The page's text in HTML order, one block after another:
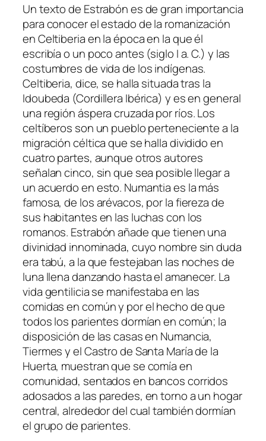
Un texto de Estrabón es de gran importancia
para conocer el estado de la romanización
en Celtiberia en la época en la que él
escribía o un poco antes (siglo I a. C.) y las
costumbres de vida de los indígenas.
Celtiberia, dice, se halla situada tras la
Idoubeda (Cordillera Ibérica) y es en general
una región áspera cruzada por ríos. Los
celtíberos son un pueblo perteneciente a la
migración céltica que se halla dividido en
cuatro partes, aunque otros autores
señalan cinco, sin que sea posible llegar a
un acuerdo en esto. Numantia es la más
famosa, de los arévacos, por la fiereza de
sus habitantes en las luchas con los
romanos. Estrabón añade que tienen una
divinidad innominada, cuyo nombre sin duda
era tabú, a la que festejaban las noches de
luna llena danzando hasta el amanecer. La
vida gentilicia se manifestaba en las
comidas en común y por el hecho de que
todos los parientes dormían en común; la
disposición de las casas en Numancia,
Tiermes y el Castro de Santa María de la
Huerta, muestran que se comía en
comunidad, sentados en bancos corridos
adosados a las paredes, en torno a un hogar
central, alrededor del cual también dormían
el grupo de parientes.